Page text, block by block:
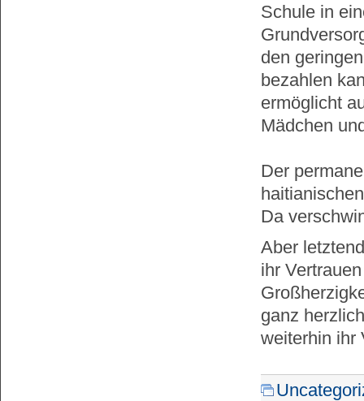
Schule in
den
bezahlen
ermöglicht
Mädchen
Der
Da
Aber
ihr
ganz
weiterhin